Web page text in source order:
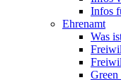
Infos
Ehrenamt
Was